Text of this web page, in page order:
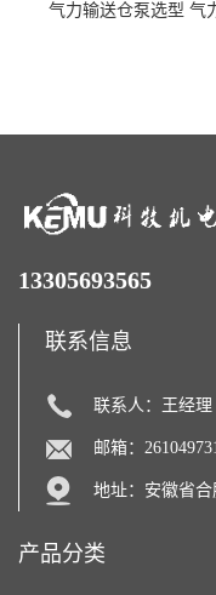
气力输送仓泵选型 气
13305693565
联系信息
联系人：王经理
邮箱：
地址：安徽省
产品分类